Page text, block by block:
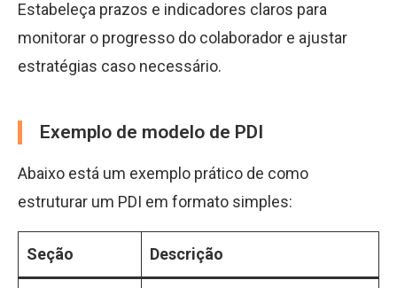
Estabeleça prazos e indicadores claros para
monitorar o progresso do colaborador e ajustar
estratégias caso necessário.
Exemplo de modelo de PDI
Abaixo está um exemplo prático de como
estruturar um PDI em formato simples:
Seção Descrição